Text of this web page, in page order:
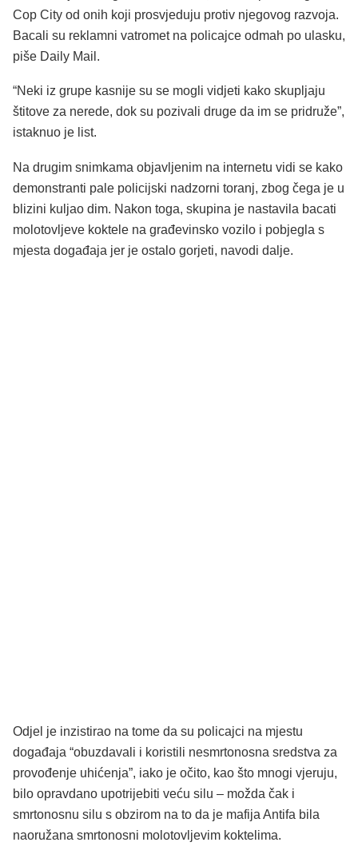
Cop City od onih koji prosvjeduju protiv njegovog razvoja.
Bacali su reklamni vatromet na policajce odmah po ulasku,
piše Daily Mail.
“Neki iz grupe kasnije su se mogli vidjeti kako skupljaju
štitove za nerede, dok su pozivali druge da im se pridruže”,
istaknuo je list.
Na drugim snimkama objavljenim na internetu vidi se kako
demonstranti pale policijski nadzorni toranj, zbog čega je u
blizini kuljao dim. Nakon toga, skupina je nastavila bacati
molotovljeve koktele na građevinsko vozilo i pobjegla s
mjesta događaja jer je ostalo gorjeti, navodi dalje.
Odjel je inzistirao na tome da su policajci na mjestu
događaja “obuzdavali i koristili nesmrtonosna sredstva za
provođenje uhićenja”, iako je očito, kao što mnogi vjeruju,
bilo opravdano upotrijebiti veću silu – možda čak i
smrtonosnu silu s obzirom na to da je mafija Antifa bila
naoružana smrtonosni molotovljevim koktelima.